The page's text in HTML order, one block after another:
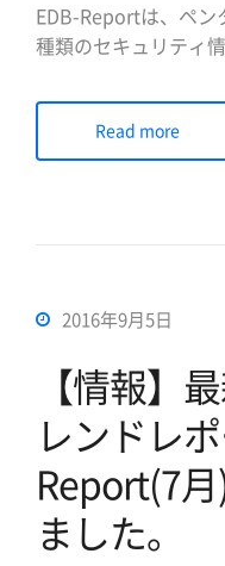
EDB-Reportは、ペン
種類のセキュリティ
幅広く参考している
Exploit-DBより公開
とにした解析を提供
Read more
2016年9月5日
【情報】
レンドレ
Report(7
ました。